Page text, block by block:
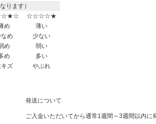
ります）
☆☆☆☆★
め 薄い
なめ
め
少ない
弱い
め
キズ
多い
やぶれ
発送について
ご入金いただいてから通常1週間～3週間以内に